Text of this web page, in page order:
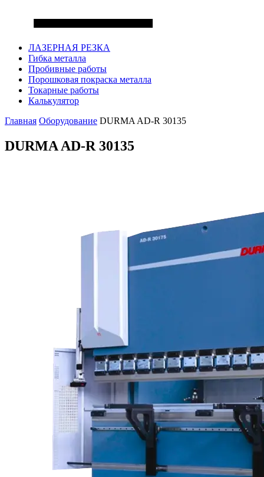
ЛАЗЕРНАЯ РЕЗКА
Гибка металла
Пробивные работы
Порошковая покраска металла
Токарные работы
Калькулятор
Главная Оборудование DURMA AD-R 30135
DURMA AD-R 30135